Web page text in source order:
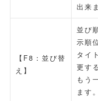
出来
【F8：並び替
え】
並び
示順
タイ
更す
もう
ます。